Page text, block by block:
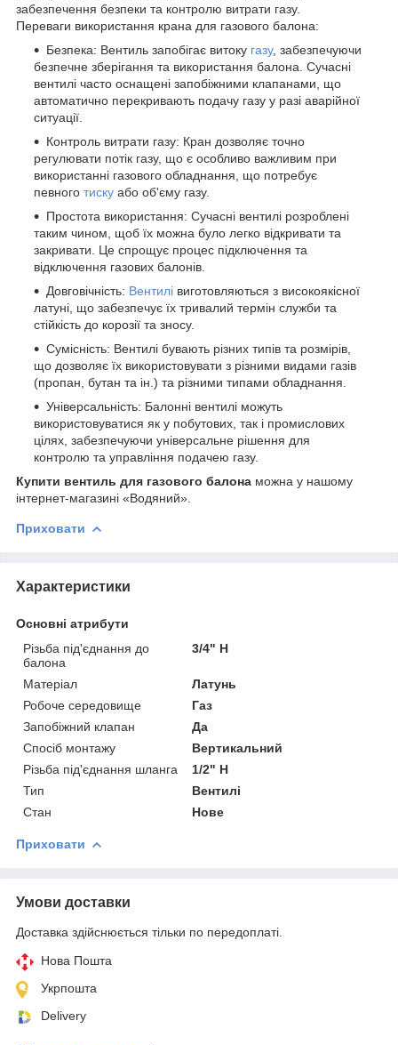
забезпечення безпеки та контролю витрати газу.
Переваги використання крана для газового балона:
Безпека: Вентиль запобігає витоку газу, забезпечуючи
безпечне зберігання та використання балона. Сучасні
вентилі часто оснащені запобіжними клапанами, що
автоматично перекривають подачу газу у разі аварійної
ситуації.
Контроль витрати газу: Кран дозволяє точно
регулювати потік газу, що є особливо важливим при
використанні газового обладнання, що потребує
певного тиску або об'єму газу.
Простота використання: Сучасні вентилі розроблені
таким чином, щоб їх можна було легко відкривати та
закривати. Це спрощує процес підключення та
відключення газових балонів.
Довговічність: Вентилі виготовляються з високоякісної
латуні, що забезпечує їх тривалий термін служби та
стійкість до корозії та зносу.
Сумісність: Вентилі бувають різних типів та розмірів,
що дозволяє їх використовувати з різними видами газів
(пропан, бутан та ін.) та різними типами обладнання.
Універсальність: Балонні вентилі можуть
використовуватися як у побутових, так і промислових
цілях, забезпечуючи універсальне рішення для
контролю та управління подачею газу.
Купити вентиль для газового балона можна у нашому
інтернет-магазині «Водяний».
Приховати
Характеристики
Основні атрибути
Різьба під'єднання до
балона
3/4" Н
Матеріал
Латунь
Робоче середовище
Газ
Запобіжний клапан
Да
Спосіб монтажу
Вертикальний
Різьба під'єднання шланга
1/2" Н
Тип
Вентилі
Стан
Нове
Приховати
Умови доставки
Доставка здійснюється тільки по передоплаті.
Нова Пошта
Укрпошта
Delivery